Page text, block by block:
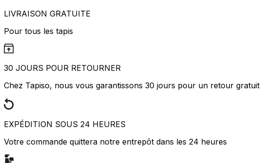
LIVRAISON GRATUITE
Pour tous les tapis
30 JOURS POUR RETOURNER
Chez Tapiso, nous vous garantissons 30 jours pour un retour gratuit
EXPÉDITION SOUS 24 HEURES
Votre commande quittera notre entrepôt dans les 24 heures